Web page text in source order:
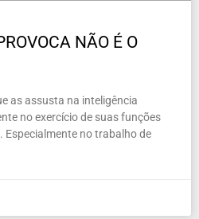
NÃO É O
as assusta na inteligência
no exercício de suas funções
no trabalho de